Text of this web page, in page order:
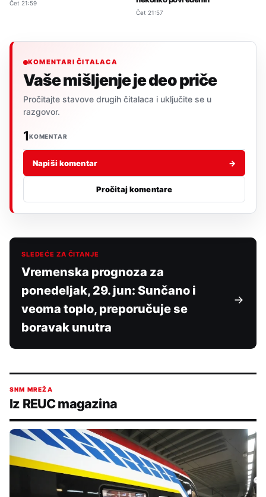
Čet 21:59
Čet 21:57
KOMENTARI ČITALACA
Vaše mišljenje je deo priče
Pročitajte stavove drugih čitalaca i uključite se u
razgovor.
1KOMENTAR
Napiši komentar →
Pročitaj komentare
SLEDEĆE ZA ČITANJE
Vremenska prognoza za
ponedeljak, 29. jun: Sunčano i
veoma toplo, preporučuje se
boravak unutra
SNM MREŽA
Iz REUC magazina